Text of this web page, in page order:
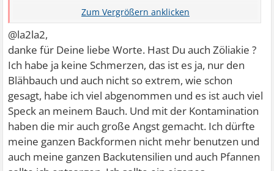
Da hilft eigentlich nur eins: Zettel und Stift und jede
Mahlzeit aufschreiben, sowie welche Symptome wann
auftreten. Im laufe von ein paar Wochen dann bewusst
mal einzelne Dinge weglassen oder hinzufügen - so lernst
du recht schnell, was du verträgst und was nicht.
Hast du denn irgendwelche Symptome wenn du mal viel
Milch oder Milchprodukte konsumierst?
Einmal die Krümel ausm Toaster schütten und die 5cm
@la2la2,
danke für Deine liebe Worte. Hast Du auch Zöliakie ?
Ich habe ja keine Schmerzen, das ist es ja, nur den
Blähbauch und auch nicht so extrem, wie schon
gesagt, habe ich viel abgenommen und es ist auch viel
Speck an meinem Bauch. Und mit der Kontamination
haben die mir auch große Angst gemacht. Ich dürfte
meine ganzen Backformen nicht mehr benutzen und
auch meine ganzen Backutensilien und auch Pfannen